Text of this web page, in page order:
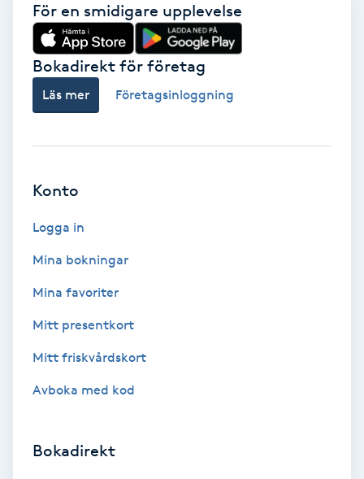
Barnklippning
BIAB
Blowout
Brynfärgning
Brynplockning
Coachning
För en smidigare upplevelse
Bokadirekt för företag
Läs mer Företagsinloggning
Konto
Logga in
Mina bokningar
Mina favoriter
Mitt presentkort
Mitt friskvårdskort
Avboka med kod
Bokadirekt